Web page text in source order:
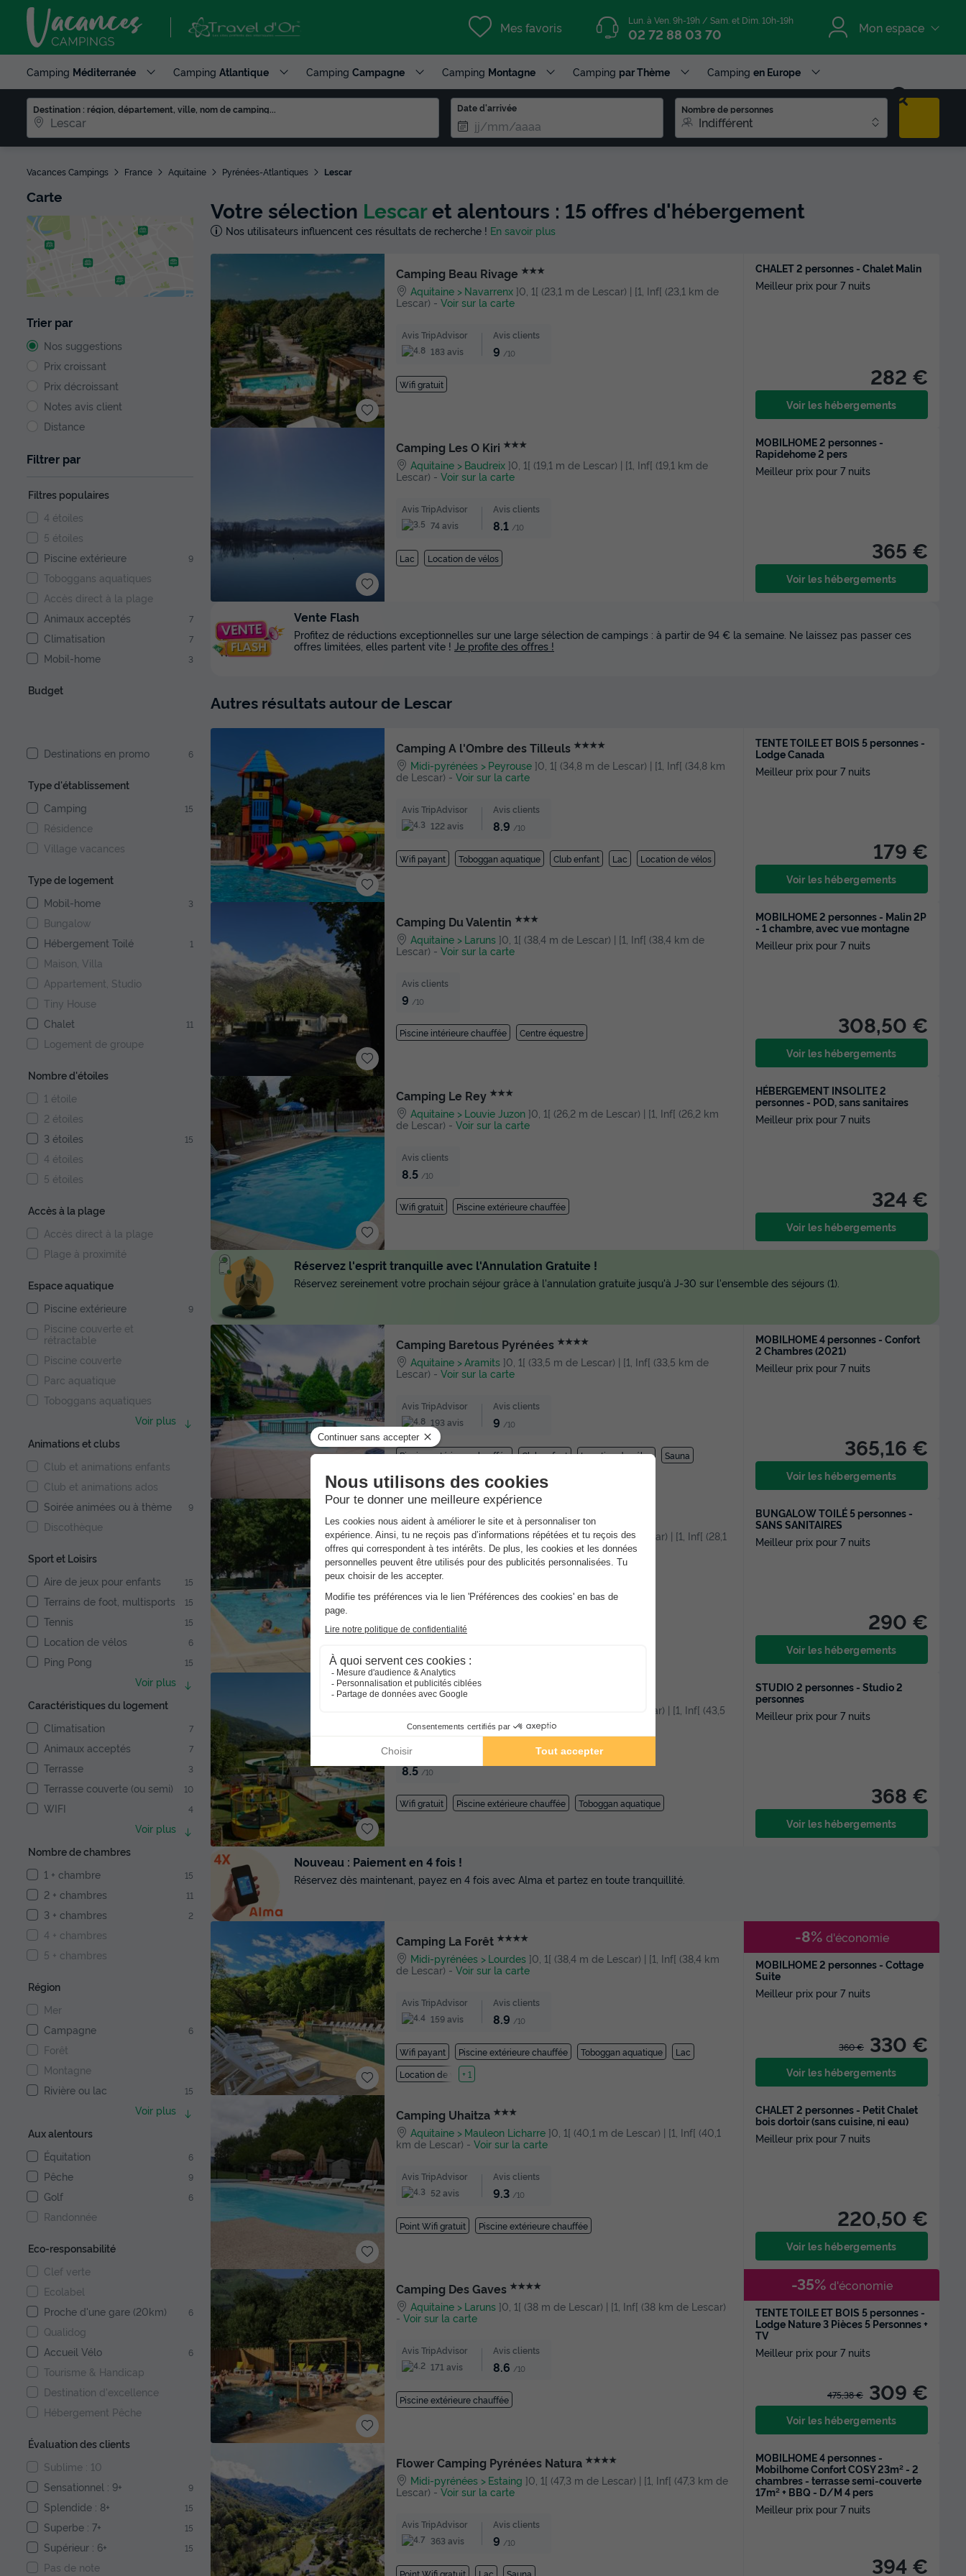
Mes favoris Lun. à Ven. 9h-19h / Sam. et Dim. 10h-19h
02 72 88 03 70 Mon espace
Camping Méditerranée Camping Atlantique Camping Campagne Camping Montagne Camping par Thème Camping en Europe
Destination : région, département, ville, nom de camping... Date d'arrivée Nombre de personnes
Indifférent
Vacances Campings France Aquitaine Pyrénées-Atlantiques Lescar
Carte
Trier par
Nos suggestions
Prix croissant
Prix décroissant
Notes avis client
Distance
Filtrer par
Filtres populaires
4 étoiles
5 étoiles
Piscine extérieure
9
Toboggans aquatiques
Accès direct à la plage
Animaux acceptés
7
Climatisation 7
Mobil-home 3
Budget
Destinations en promo 6
Type d'établissement
Camping
15
Résidence
Village vacances
Type de logement
Mobil-home
3
Bungalow
Hébergement Toilé
1
Maison, Villa
Appartement, Studio
Tiny House
Chalet
11
Logement de groupe
Nombre d'étoiles
1 étoile
2 étoiles
3 étoiles
15
4 étoiles
5 étoiles
Accès à la plage
Accès direct à la plage
Plage à proximité
Espace aquatique
Piscine extérieure
9
Piscine couverte et
rétractable
Piscine couverte
Parc aquatique
Toboggans aquatiques
Voir plus
Animations et clubs
Club et animations enfants
Club et animations ados
Soirée animées ou à thème
9
Discothèque
Sport et Loisirs
Aire de jeux pour enfants
15
Terrains de foot, multisports 15
Tennis 15
Location de vélos 6
Ping Pong 15
Voir plus
Caractéristiques du logement
Climatisation
7
Animaux acceptés 7
Terrasse 3
Terrasse couverte (ou semi) 10
WIFI 4
Voir plus
Nombre de chambres
1 + chambre
15
2 + chambres 11
3 + chambres 2
4 + chambres
5 + chambres
Région
Mer
Campagne
6
Forêt
Montagne
Rivière ou lac
15
Voir plus
Aux alentours
Équitation
6
Pêche 9
Golf 6
Randonnée
Eco-responsabilité
Clef verte
Ecolabel
Proche d'une gare (20km)
6
Qualidog
Accueil Vélo
6
Tourisme & Handicap
Destination d'excellence
Hébergement Pêche
Évaluation des clients
Sublime : 10
Sensationnel : 9+
9
Splendide : 8+ 15
Superbe : 7+ 15
Supérieur : 6+ 15
Pas de note
Votre sélection Lescaret alentours : 15 offres d'hébergement
Nos utilisateurs influencent ces résultats de recherche ! En savoir plus
Camping Beau Rivage ★★★
Aquitaine Navarrenx ]0, 1[ (23,1 m de Lescar) | [1, Inf[ (23,1 km de
Lescar) - Voir sur la carte
Avis TripAdvisor
183 avis
Avis clients
9 /10
Wifi gratuit
CHALET 2 personnes - Chalet Malin
Meilleur prix pour 7 nuits
282 €
Voir les hébergements
Camping Les O Kiri ★★★
Aquitaine Baudreix ]0, 1[ (19,1 m de Lescar) | [1, Inf[ (19,1 km de
Lescar) - Voir sur la carte
Avis TripAdvisor
74 avis
Avis clients
8.1 /10
Lac Location de vélos
MOBILHOME 2 personnes -
Rapidehome 2 pers
Meilleur prix pour 7 nuits
365 €
Voir les hébergements
Autres résultats autour de Lescar
Camping A l'Ombre des Tilleuls ★★★★
Midi-pyrénées Peyrouse ]0, 1[ (34,8 m de Lescar) | [1, Inf[ (34,8 km
de Lescar) - Voir sur la carte
Avis TripAdvisor
122 avis
Avis clients
8.9 /10
Wifi payant Toboggan aquatique Club enfant Lac Location de vélos
TENTE TOILE ET BOIS 5 personnes -
Lodge Canada
Meilleur prix pour 7 nuits
179 €
Voir les hébergements
Camping Du Valentin ★★★
Aquitaine Laruns ]0, 1[ (38,4 m de Lescar) | [1, Inf[ (38,4 km de
Lescar) - Voir sur la carte
Avis clients
9 /10
Piscine intérieure chauffée Centre équestre
MOBILHOME 2 personnes - Malin 2P
- 1 chambre, avec vue montagne
Meilleur prix pour 7 nuits
308,50 €
Voir les hébergements
Camping Le Rey ★★★
Aquitaine Louvie Juzon ]0, 1[ (26,2 m de Lescar) | [1, Inf[ (26,2 km
de Lescar) - Voir sur la carte
Avis clients
8.5 /10
Wifi gratuit Piscine extérieure chauffée
HÉBERGEMENT INSOLITE 2
personnes - POD, sans sanitaires
Meilleur prix pour 7 nuits
324 €
Voir les hébergements
Camping Baretous Pyrénées ★★★★
Aquitaine Aramits ]0, 1[ (33,5 m de Lescar) | [1, Inf[ (33,5 km de
Lescar) - Voir sur la carte
Avis TripAdvisor
193 avis
Avis clients
9 /10
Piscine extérieure chauffée Club enfant Location de vélos Sauna
MOBILHOME 4 personnes - Confort
2 Chambres (2021)
Meilleur prix pour 7 nuits
365,16 €
Voir les hébergements
Camping Le Saillet ★★★
Aquitaine Lestelle Betharram ]0, 1[ (28,1 m de Lescar) | [1, Inf[ (28,1
km de Lescar)-Voir sur la carte
Avis TripAdvisor
52 avis
9.1 /10
Point Wifi gratuit
BUNGALOW TOILÉ 5 personnes -
SANS SANITAIRES
Meilleur prix pour 7 nuits
290 €
Voir les hébergements
Camping de la Châtaigneraie
]0, 1[ (43,5 m de Lescar) | [1, Inf[ (43,5
km de Lescar)
Voir sur la carte
Avis clients
8.5 /10
Wifi gratuit Piscine extérieure chauffée Toboggan aquatique
STUDIO 2 personnes - Studio 2
personnes
Meilleur prix pour 7 nuits
368 €
Voir les hébergements
Camping La Forêt ★★★★
Midi-pyrénées Lourdes ]0, 1[ (38,4 m de Lescar) | [1, Inf[ (38,4 km
de Lescar) - Voir sur la carte
Avis TripAdvisor
159 avis
Avis clients
8.9 /10
Wifi payant Piscine extérieure chauffée Toboggan aquatique
Lac
Location de vélos
+ 1
MOBILHOME 2 personnes - Cottage
Suite
Meilleur prix pour 7 nuits
360 € 330 €
-8% d'économie
Voir les hébergements
Camping Uhaitza ★★★
Aquitaine Mauleon Licharre ]0, 1[ (40,1 m de Lescar) | [1, Inf[ (40,1
km de Lescar) - Voir sur la carte
Avis TripAdvisor
52 avis
Avis clients
9.3 /10
Point Wifi gratuit Piscine extérieure chauffée
CHALET 2 personnes - Petit Chalet
bois dortoir (sans cuisine, ni eau)
Meilleur prix pour 7 nuits
220,50 €
Voir les hébergements
Camping Des Gaves ★★★★
Aquitaine Laruns ]0, 1[ (38 m de Lescar) | [1, Inf[ (38 km de Lescar)
- Voir sur la carte
Avis TripAdvisor
171 avis
Avis clients
8.6 /10
Piscine extérieure chauffée
TENTE TOILE ET BOIS 5 personnes -
Lodge Nature 3 Pièces 5 Personnes +
TV
Meilleur prix pour 7 nuits
475,38 € 309 €
-35% d'économie
Voir les hébergements
Flower Camping Pyrénées Natura ★★★★
Midi-pyrénées Estaing ]0, 1[ (47,3 m de Lescar) | [1, Inf[ (47,3 km de
Lescar) - Voir sur la carte
Avis TripAdvisor
363 avis
Avis clients
9 /10
Point Wifi gratuit Lac Sauna
MOBILHOME 4 personnes -
Mobilhome Confort COSY 23m² - 2
chambres - terrasse semi-couverte
17m² + BBQ - D/M 4 pers
Meilleur prix pour 7 nuits
394 €
Réservez l'esprit tranquille avec l'Annulation Gratuite !
Réservez sereinement votre prochain séjour grâce à l'annulation gratuite jusqu'à J-30 sur l'ensemble des séjours (1).
Nouveau : Paiement en 4 fois !
Réservez dès maintenant, payez en 4 fois avec Alma et partez en toute tranquillité.
Vente Flash
Profitez de réductions exceptionnelles sur une large sélection de campings : à partir de 94 € la semaine. Ne laissez pas passer ces
offres limitées, elles partent vite ! Je profite des offres !